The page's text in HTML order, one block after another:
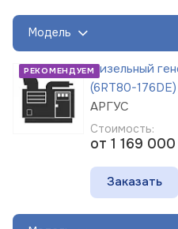
Модель
РЕКОМЕНДУЕМДизельный
(6RT80-
АРГУС
Стоимость:
от 1 169 000
Заказать